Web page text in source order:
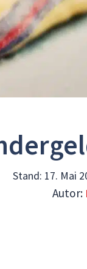
Stand: 17. Mai
Autor: